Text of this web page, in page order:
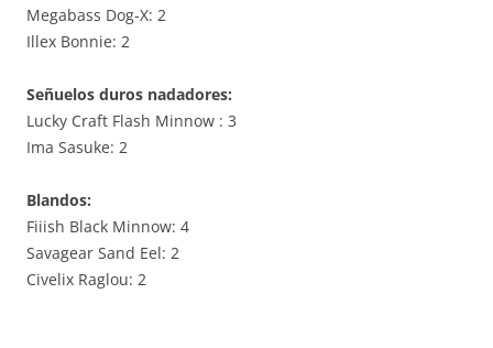
Megabass Dog-X: 2
Illex Bonnie: 2
Señuelos duros nadadores:
Lucky Craft Flash Minnow : 3
Ima Sasuke: 2
Blandos:
Fiiish Black Minnow: 4
Savagear Sand Eel: 2
Civelix Raglou: 2